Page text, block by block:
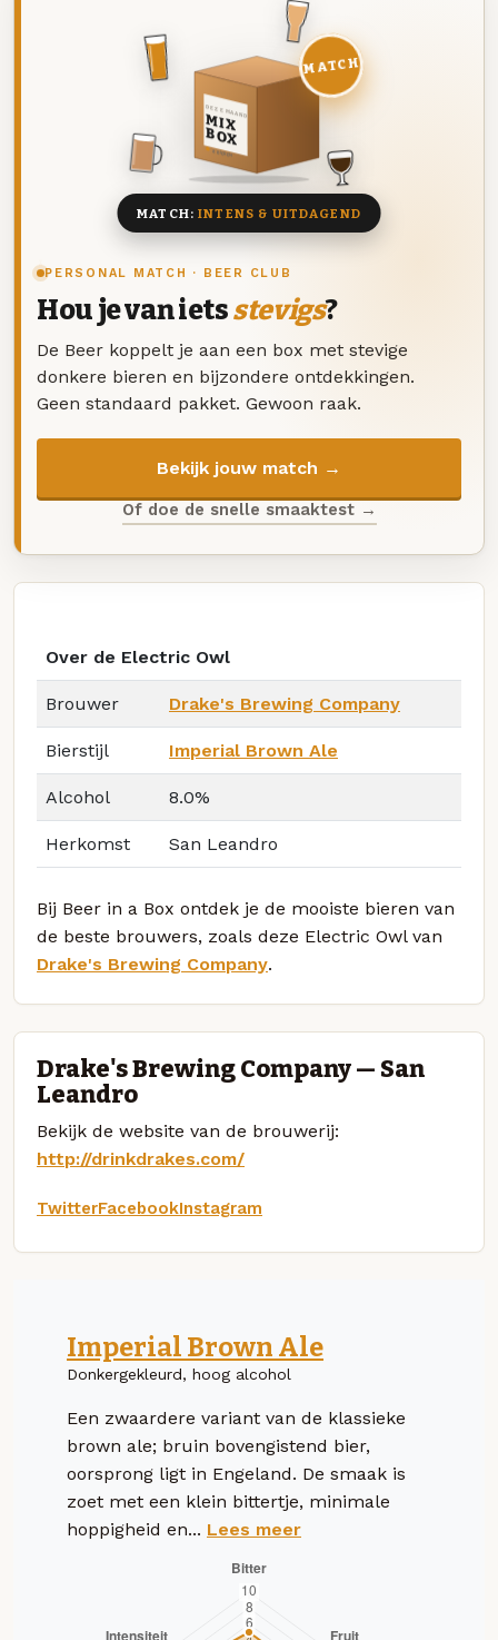
PERSONAL MATCH · BEER CLUB
Hou je van ietsstevigs?
De Beer koppelt je aan een box met stevige
donkere bieren en bijzondere ontdekkingen.
Geen standaard pakket. Gewoon raak.
Bekijk jouw match →
Of doe de snelle smaaktest →
DEZE MAAND
MIX
BOX
8 BIEREN
MATCH
MATCH:INTENS & UITDAGEND
Over de Electric Owl
Brouwer Drake's Brewing Company
Bierstijl Imperial Brown Ale
Alcohol 8.0%
Herkomst San Leandro
Bij Beer in a Box ontdek je de mooiste bieren van
de beste brouwers, zoals deze Electric Owl van
Drake's Brewing Company.
Drake's Brewing Company — San
Leandro
Bekijk de website van de brouwerij:
http://drinkdrakes.com/
TwitterFacebookInstagram
Imperial Brown Ale
Donkergekleurd, hoog alcohol
Een zwaardere variant van de klassieke
brown ale; bruin bovengistend bier,
oorsprong ligt in Engeland. De smaak is
zoet met een klein bittertje, minimale
hoppigheid en... Lees meer